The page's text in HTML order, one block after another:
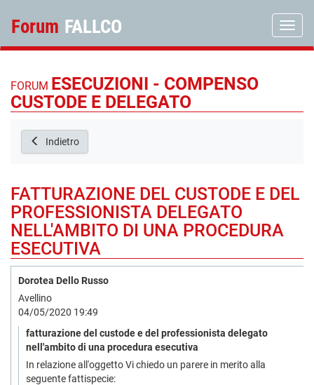
Forum FALLCO
FORUM ESECUZIONI - COMPENSO
CUSTODE E DELEGATO
Indietro
FATTURAZIONE DEL CUSTODE E DEL
PROFESSIONISTA DELEGATO
NELL'AMBITO DI UNA PROCEDURA
ESECUTIVA
Dorotea Dello Russo
Avellino
04/05/2020 19:49
fatturazione del custode e del professionista delegato
nell'ambito di una procedura esecutiva
In relazione all'oggetto Vi chiedo un parere in merito alla
seguente fattispecie: